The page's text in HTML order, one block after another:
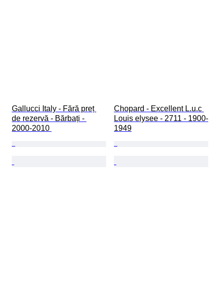
Gallucci Italy - Fără preț
de rezervă - Bărbați -
2000-2010
Chopard - Excellent L.u.c
Louis elysee - 2711 - 1900-
1949